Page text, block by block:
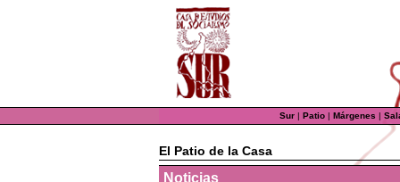
Sur| Patio| Márgenes |
El Patio de la Casa
Noticias